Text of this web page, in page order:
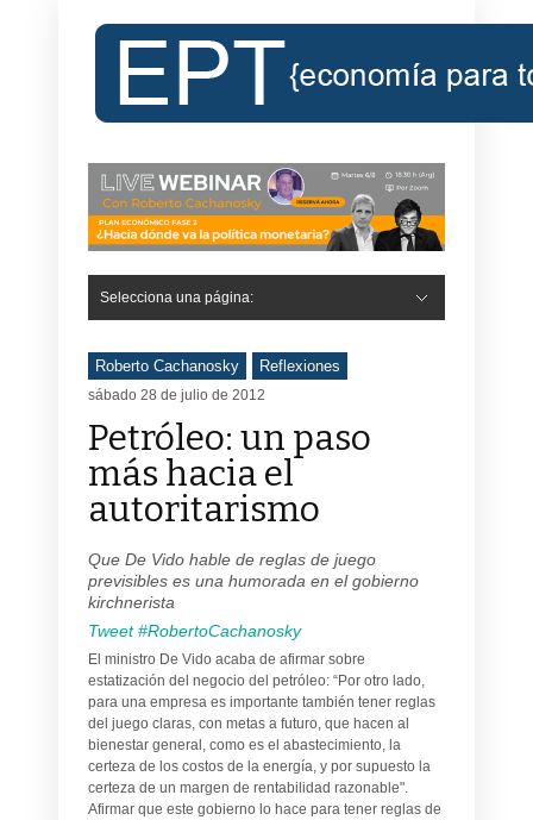
Selecciona una página:
Roberto Cachanosky Reflexiones
sábado 28 de julio de 2012
Petróleo: un paso
más hacia el
autoritarismo
Que De Vido hable de reglas de juego
previsibles es una humorada en el gobierno
kirchnerista
Tweet #RobertoCachanosky
El ministro De Vido acaba de afirmar sobre
estatización del negocio del petróleo: “Por otro lado,
para una empresa es importante también tener reglas
del juego claras, con metas a futuro, que hacen al
bienestar general, como es el abastecimiento, la
certeza de los costos de la energía, y por supuesto la
certeza de un margen de rentabilidad razonable".
Afirmar que este gobierno lo hace para tener reglas de